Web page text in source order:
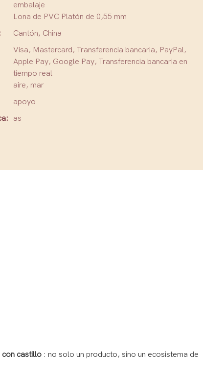
embalaje
Lona de PVC Platón de 0,55 mm
Cantón, China
Visa, Mastercard, Transferencia bancaria, PayPal,
Apple Pay, Google Pay, Transferencia bancaria en
tiempo real
aire, mar
apoyo
as
con castillo : no solo un producto, sino un ecosistema de